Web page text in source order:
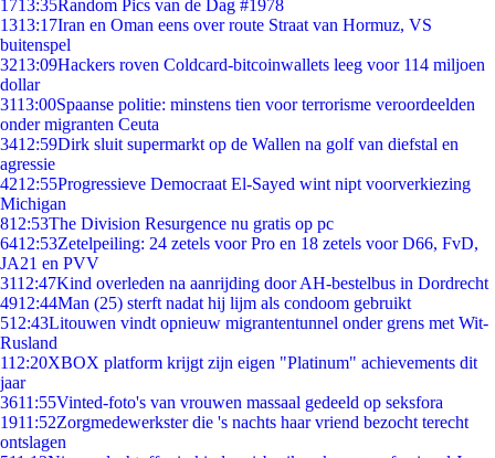
1713:35Random Pics van de Dag #1978
1313:17Iran en Oman eens over route Straat van Hormuz, VS
buitenspel
3213:09Hackers roven Coldcard-bitcoinwallets leeg voor 114 miljoen
dollar
3113:00Spaanse politie: minstens tien voor terrorisme veroordeelden
onder migranten Ceuta
3412:59Dirk sluit supermarkt op de Wallen na golf van diefstal en
agressie
4212:55Progressieve Democraat El-Sayed wint nipt voorverkiezing
Michigan
812:53The Division Resurgence nu gratis op pc
6412:53Zetelpeiling: 24 zetels voor Pro en 18 zetels voor D66, FvD,
JA21 en PVV
3112:47Kind overleden na aanrijding door AH-bestelbus in Dordrecht
4912:44Man (25) sterft nadat hij lijm als condoom gebruikt
512:43Litouwen vindt opnieuw migrantentunnel onder grens met Wit-
Rusland
112:20XBOX platform krijgt zijn eigen "Platinum" achievements dit
jaar
3611:55Vinted-foto's van vrouwen massaal gedeeld op seksfora
1911:52Zorgmedewerkster die 's nachts haar vriend bezocht terecht
ontslagen